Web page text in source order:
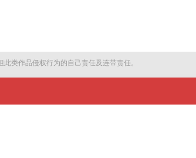
类作品侵权行为的自己责任及连带责任。